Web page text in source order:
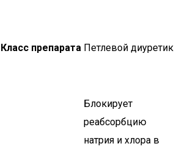
Класс препарата Петлевой диуретик
Блокирует
реабсорбцию
натрия и хлора в